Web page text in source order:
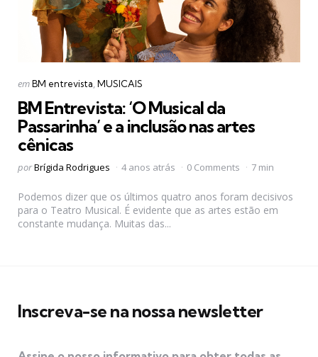
Categorias
Postado
emBM entrevista MUSICAIS
BM Entrevista: ‘O Musical da
Passarinha’ e a inclusão nas artes
cênicas
Postado
porBrígida Rodrigues 4 anos atrás 0 Comments 7 min
Podemos dizer que os últimos quatro anos foram decisivos
para o Teatro Musical. É evidente que as artes estão em
constante mudança. Muitas das...
Inscreva-se na nossa newsletter